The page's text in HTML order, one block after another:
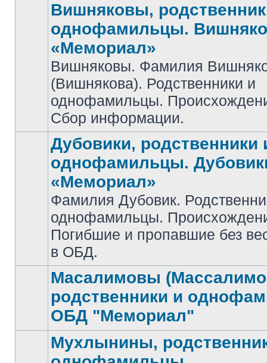
непрочитанных
сообщений
Вишняковы,
однофамильцы.
«Мемориал»
Вишняковы. Фамилия
(Вишнякова). Родственники и
однофамильцы.
Сбор информации.
непрочитанных
сообщений
Дубовики, родственники
однофамильцы.
«Мемориал»
Фамилия Дубовик.
однофамильцы.
Погибшие и пропавшие без
в ОБД.
Нет
непрочитанных
сообщений
Масалимовы
родственники и
ОБД "Мемориал"
Мухлынины,